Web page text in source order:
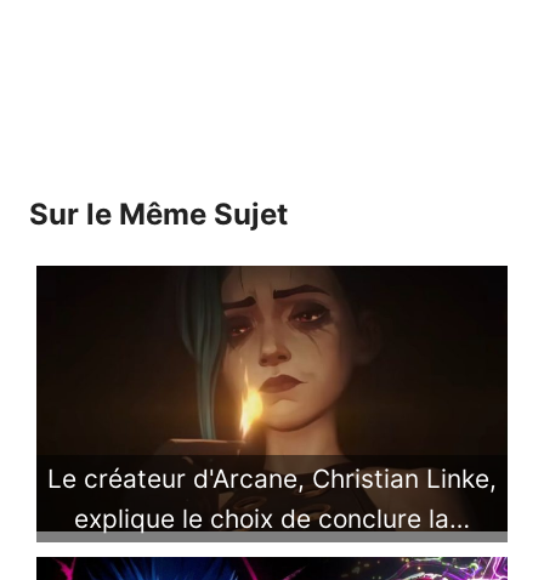
Sur le Même Sujet
Le créateur d'Arcane, Christian Linke,
explique le choix de conclure la…